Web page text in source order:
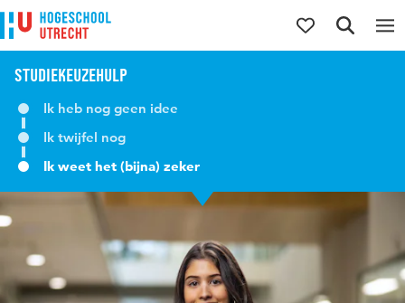
Direct naar de inhoud
Direct naar de hoofdnavigatie
Direct naar de zoekfunctie
Studiekeuzehulp
Ik heb nog geen idee
Ik twijfel nog
Ik weet het (bijna) zeker